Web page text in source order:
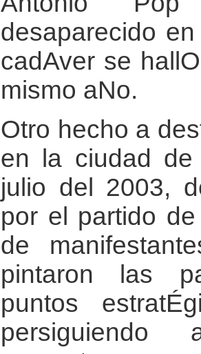
desaparecido
cadAver se
mismo aNo.
Otro hecho a
en la ciudad
julio del 2003,
por el partido
de
pintaron las
puntos